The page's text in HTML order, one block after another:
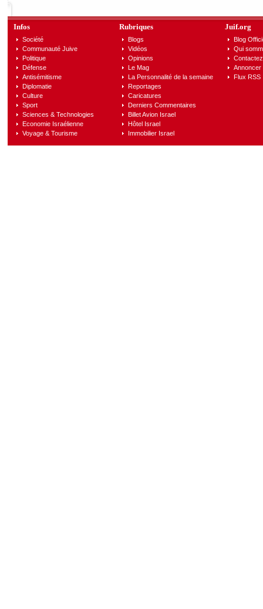
Infos
Société
Communauté Juive
Politique
Défense
Antisémitisme
Diplomatie
Culture
Sport
Sciences & Technologies
Economie Israélienne
Voyage & Tourisme
Rubriques
Blogs
Vidéos
Opinions
Le Mag
La Personnalité de la semaine
Reportages
Caricatures
Derniers Commentaires
Billet Avion Israel
Hôtel Israel
Immobilier Israel
Juif.org
Blog
Qui
Annoncer
Flux RSS